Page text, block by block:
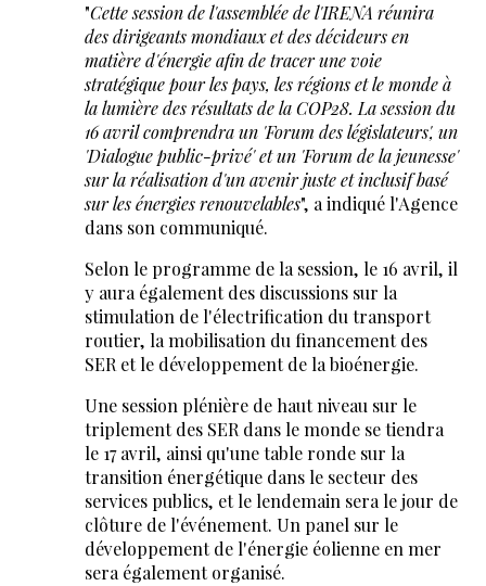
"Cette session de l'assemblée de l'IRENA réunira
des dirigeants mondiaux et des décideurs en
matière d'énergie afin de tracer une voie
stratégique pour les pays, les régions et le monde à
la lumière des résultats de la COP28. La session du
16 avril comprendra un 'Forum des législateurs', un
'Dialogue public-privé' et un 'Forum de la jeunesse'
sur la réalisation d'un avenir juste et inclusif basé
sur les énergies renouvelables", a indiqué l'Agence
dans son communiqué.
Selon le programme de la session, le 16 avril, il
y aura également des discussions sur la
stimulation de l'électrification du transport
routier, la mobilisation du financement des
SER et le développement de la bioénergie.
Une session plénière de haut niveau sur le
triplement des SER dans le monde se tiendra
le 17 avril, ainsi qu'une table ronde sur la
transition énergétique dans le secteur des
services publics, et le lendemain sera le jour de
clôture de l'événement. Un panel sur le
développement de l'énergie éolienne en mer
sera également organisé.